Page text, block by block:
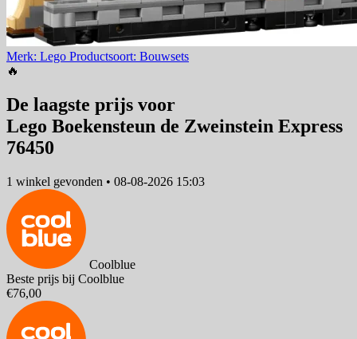
Merk: Lego Productsoort: Bouwsets
🔥
De laagste prijs voor
Lego Boekensteun de Zweinstein Express
76450
1 winkel gevonden • 08-08-2026 15:03
Coolblue
Beste prijs bij Coolblue
€76,00